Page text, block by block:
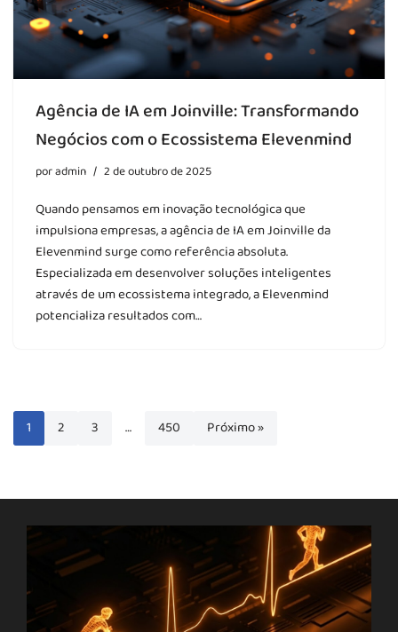
Agência de IA em Joinville: Transformando
Negócios com o Ecossistema Elevenmind
poradmin 2 de outubro de 2025
Quando pensamos em inovação tecnológica que
impulsiona empresas, a agência de IA em Joinville da
Elevenmind surge como referência absoluta.
Especializada em desenvolver soluções inteligentes
através de um ecossistema integrado, a Elevenmind
potencializa resultados com…
1 2 3 … 450 Próximo »